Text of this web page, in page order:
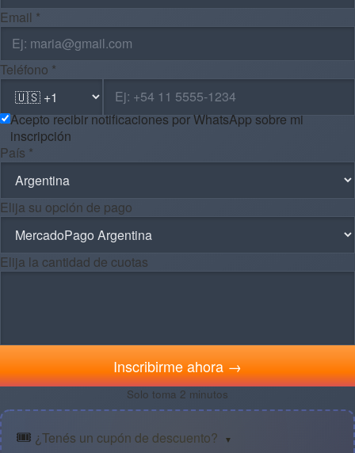
Email *
Teléfono *
Acepto recibir notificaciones por WhatsApp sobre mi
inscripción
País *
Elija su opción de pago
Elija la cantidad de cuotas
Inscribirme ahora →
Solo toma 2 minutos
🎟️ ¿Tenés un cupón de descuento? ▼